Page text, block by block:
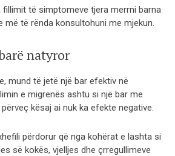
fillimit të simptomeve tjera merrni barna
më të rënda konsultohuni me mjekun.
natyror
mund të jetë një bar efektiv në
e migrenës ashtu si një bar me
kësaj ai nuk ka efekte negative.
përdorur që nga kohërat e lashta si
së kokës, vjelljes dhe çrregullimeve